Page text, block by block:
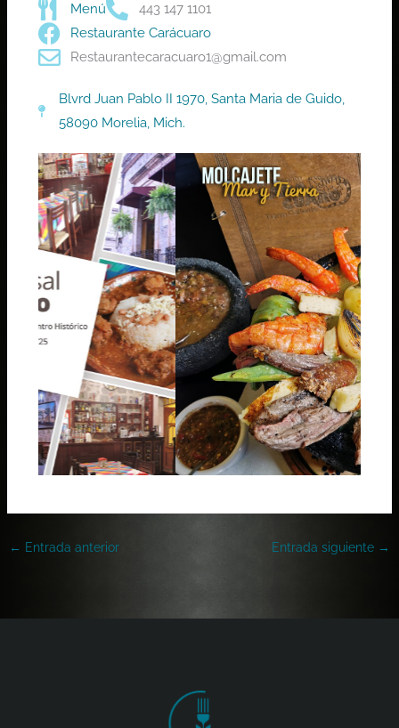
Menú
443 147 1101
Restaurante Carácuaro
Restaurantecaracuaro1@gmail.com
Blvrd Juan Pablo II 1970, Santa Maria de Guido,
58090 Morelia, Mich.
← Entrada anterior Entrada siguiente →